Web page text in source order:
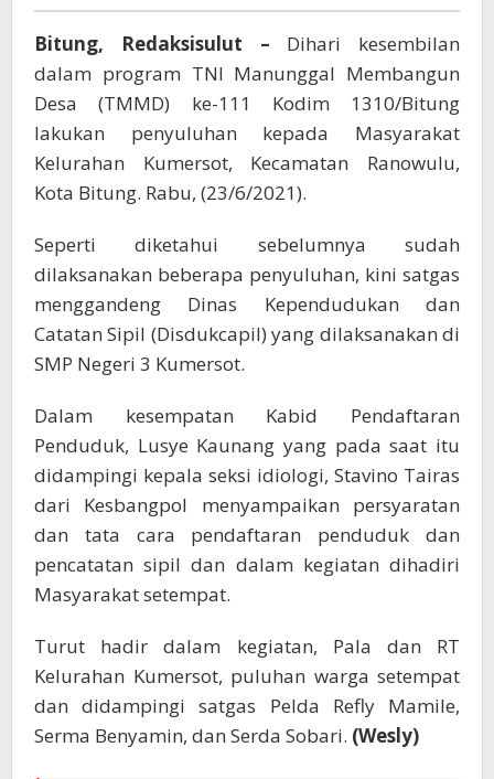
Bitung, Redaksisulut – Dihari kesembilan
dalam program TNI Manunggal Membangun
Desa (TMMD) ke-111 Kodim 1310/Bitung
lakukan penyuluhan kepada Masyarakat
Kelurahan Kumersot, Kecamatan Ranowulu,
Kota Bitung. Rabu, (23/6/2021).
Seperti diketahui sebelumnya sudah
dilaksanakan beberapa penyuluhan, kini satgas
menggandeng Dinas Kependudukan dan
Catatan Sipil (Disdukcapil) yang dilaksanakan di
SMP Negeri 3 Kumersot.
Dalam kesempatan Kabid Pendaftaran
Penduduk, Lusye Kaunang yang pada saat itu
didampingi kepala seksi idiologi, Stavino Tairas
dari Kesbangpol menyampaikan persyaratan
dan tata cara pendaftaran penduduk dan
pencatatan sipil dan dalam kegiatan dihadiri
Masyarakat setempat.
Turut hadir dalam kegiatan, Pala dan RT
Kelurahan Kumersot, puluhan warga setempat
dan didampingi satgas Pelda Refly Mamile,
Serma Benyamin, dan Serda Sobari. (Wesly)